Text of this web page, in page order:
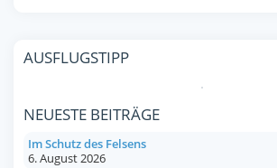
AUSFLUGSTIPP
NEUESTE BEITRÄGE
Im Schutz des Felsens
6. August 2026